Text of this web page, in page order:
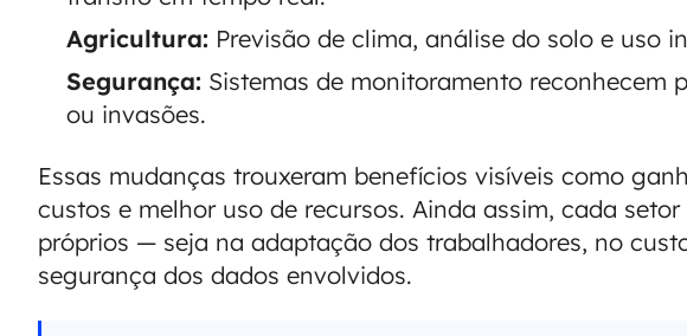
Agricultura: Previsão de clima, análise do solo e uso
Segurança: Sistemas de monitoramento reconhecem
ou invasões.
Essas mudanças trouxeram benefícios visíveis como
custos e melhor uso de recursos. Ainda assim, cada
próprios — seja na adaptação dos trabalhadores, no
segurança dos dados envolvidos.